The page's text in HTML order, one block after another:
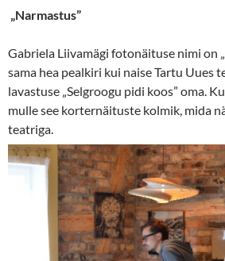
„Narmastus”
Gabriela Liivamägi fotonäituse nimi on
sama hea pealkiri kui naise Tartu Uues
lavastuse „Selgroogu pidi koos” oma.
mulle see korternäituste kolmik, mida
teatriga.